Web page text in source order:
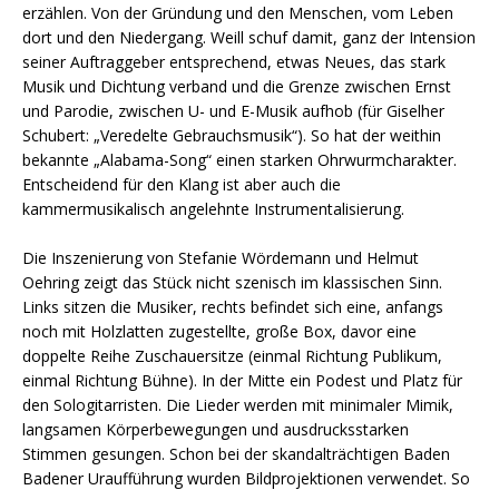
erzählen. Von der Gründung und den Menschen, vom Leben
dort und den Niedergang. Weill schuf damit, ganz der Intension
seiner Auftraggeber entsprechend, etwas Neues, das stark
Musik und Dichtung verband und die Grenze zwischen Ernst
und Parodie, zwischen U- und E-Musik aufhob (für Giselher
Schubert: „Veredelte Gebrauchsmusik“). So hat der weithin
bekannte „Alabama-Song“ einen starken Ohrwurmcharakter.
Entscheidend für den Klang ist aber auch die
kammermusikalisch angelehnte Instrumentalisierung.
Die Inszenierung von Stefanie Wördemann und Helmut
Oehring zeigt das Stück nicht szenisch im klassischen Sinn.
Links sitzen die Musiker, rechts befindet sich eine, anfangs
noch mit Holzlatten zugestellte, große Box, davor eine
doppelte Reihe Zuschauersitze (einmal Richtung Publikum,
einmal Richtung Bühne). In der Mitte ein Podest und Platz für
den Sologitarristen. Die Lieder werden mit minimaler Mimik,
langsamen Körperbewegungen und ausdrucksstarken
Stimmen gesungen. Schon bei der skandalträchtigen Baden
Badener Uraufführung wurden Bildprojektionen verwendet. So